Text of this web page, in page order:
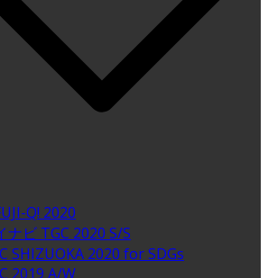
Q! 2020
ナビ TGC 2020 S/S
SHIZUOKA 2020 for SDGs
2019 A/W